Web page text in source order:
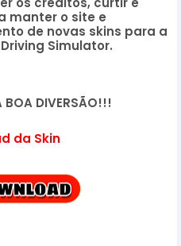
manter o site e
de novas skins para a
Simulator.
BOA DIVERSÃO!!!
da Skin